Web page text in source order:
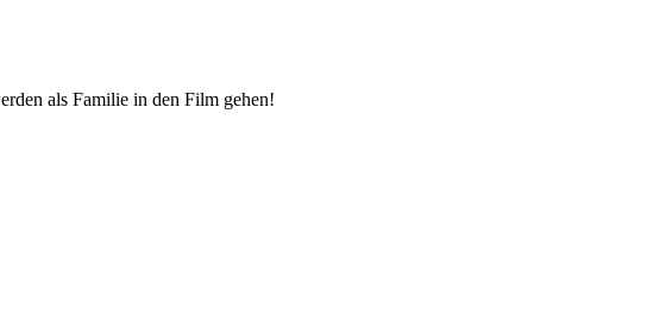
als Familie in den Film gehen!